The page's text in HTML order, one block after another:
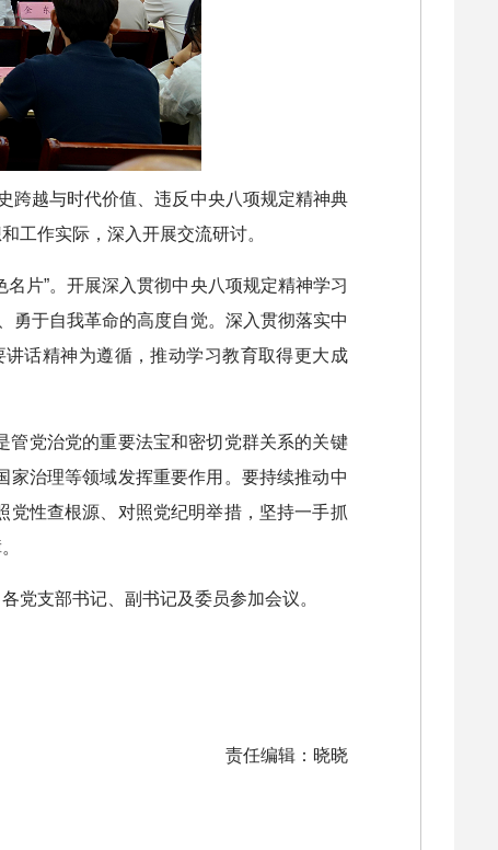
跨越与时代价值、违反中央八项规定精神典
工作实际，深入开展交流研讨。
片”。开展深入贯彻中央八项规定精神学习
勇于自我革命的高度自觉。深入贯彻落实中
话精神为遵循，推动学习教育取得更大成
管党治党的重要法宝和密切党群关系的关键
治理等领域发挥重要作用。要持续推动中
性查根源、对照党纪明举措，坚持一手抓
党支部书记、副书记及委员参加会议。
责任编辑：晓晓